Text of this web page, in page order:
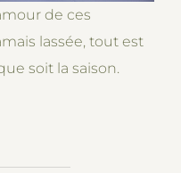
de ces
lassée, tout est
soit la saison.